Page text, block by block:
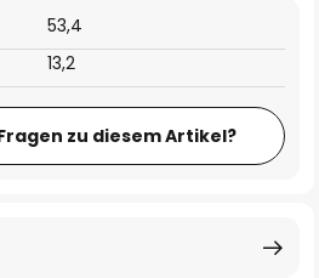
53,4
13,2
zu diesem Artikel?